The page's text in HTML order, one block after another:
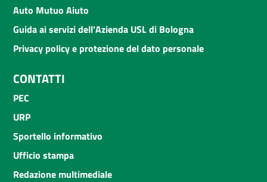
Auto Mutuo Aiuto
Guida ai servizi dell'Azienda USL di Bologna
Privacy policy e protezione del dato personale
CONTATTI
PEC
URP
Sportello informativo
Ufficio stampa
Redazione multimediale